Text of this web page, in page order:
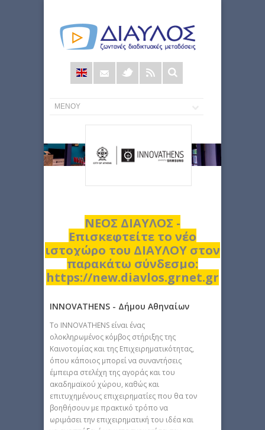
Φόρμα
αναζήτησης
ΝΕΟΣ ΔΙΑΥΛΟΣ -
Επισκεφτείτε το νέο
ιστοχώρο του ΔΙΑΥΛΟΥ στον
παρακάτω σύνδεσμο:
https://new.diavlos.grnet.gr
INNOVATHENS - Δήμου Αθηναίων
Tο INNOVATHENS είναι ένας
ολοκληρωμένος κόμβος στήριξης της
Καινοτομίας και της Επιχειρηματικότητας,
όπου κάποιος μπορεί να συναντήσεις
έμπειρα στελέχη της αγοράς και του
ακαδημαϊκού χώρου, καθώς και
επιτυχημένους επιχειρηματίες που θα τον
βοηθήσουν με πρακτικό τρόπο να
ωριμάσει την επιχειρηματική του ιδέα και